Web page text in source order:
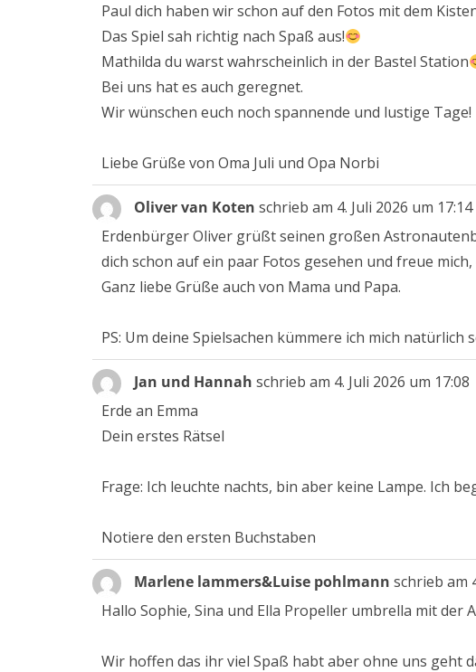
Paul dich haben wir schon auf den Fotos mit dem
Das Spiel sah richtig nach Spaß aus!
Mathilda du warst wahrscheinlich in der Bastel Station
Bei uns hat es auch geregnet.
Wir wünschen euch noch spannende und lustige Tage!
Liebe Grüße von Oma Juli und Opa Norbi
Oliver van Koten schrieb am 4. Juli 2026 um 17:14
Erdenbürger Oliver grüßt seinen großen
dich schon auf ein paar Fotos gesehen und freue
Ganz liebe Grüße auch von Mama und Papa.
PS: Um deine Spielsachen kümmere ich mich natürlich
Jan und Hannah schrieb am 4. Juli 2026 um 17:08
Erde an Emma
Dein erstes Rätsel
Frage: Ich leuchte nachts, bin aber keine Lampe. Ich
Notiere den ersten Buchstaben
Marlene lammers&Luise pohlmann schrieb am
Hallo Sophie, Sina und Ella Propeller umbrella mit der
Wir hoffen das ihr viel Spaß habt aber ohne uns geht